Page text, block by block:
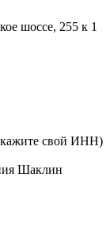
шоссе, 255 к 1
свой ИНН)
Шаклин